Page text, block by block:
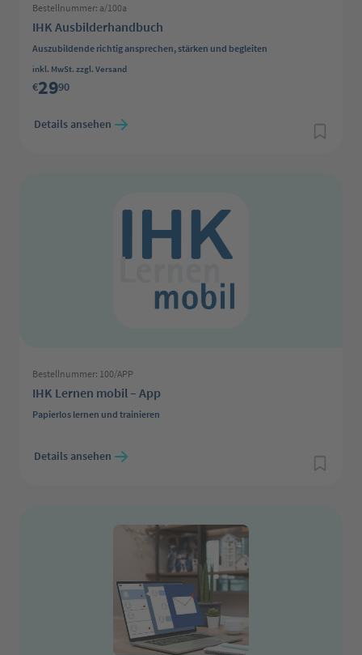
Bestellnummer: a/100a
IHK Ausbilderhandbuch
Auszubildende richtig ansprechen, stärken und begleiten
Regulärer Preis:
inkl. MwSt. zzgl. Versand
€2990
Details ansehen
Bestellnummer: 100/APP
IHK Lernen mobil – App
Papierlos lernen und trainieren
Details ansehen